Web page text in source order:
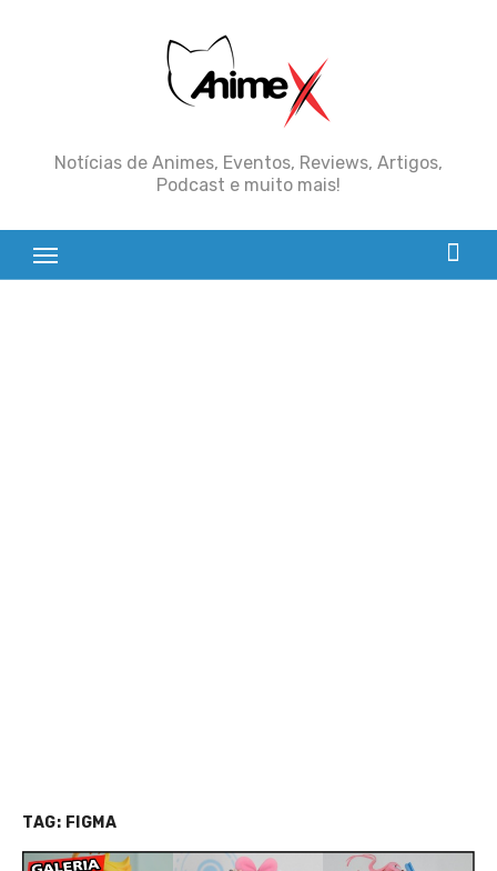
Notícias de Animes, Eventos, Reviews, Artigos,
Podcast e muito mais!
TAG: FIGMA